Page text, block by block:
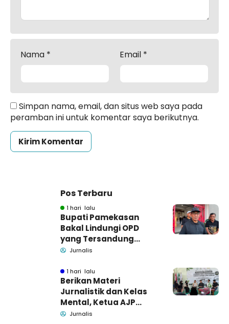
Nama * Email *
Simpan nama, email, dan situs web saya pada
peramban ini untuk komentar saya berikutnya.
Pos Terbaru
1 hari lalu
Bupati Pamekasan
Bakal Lindungi OPD
yang Tersandung
Dugaan Korupsi
Jurnalis
1 hari lalu
Berikan Materi
Jurnalistik dan Kelas
Mental, Ketua AJP
Bakar Semangat LPM
Jurnalis